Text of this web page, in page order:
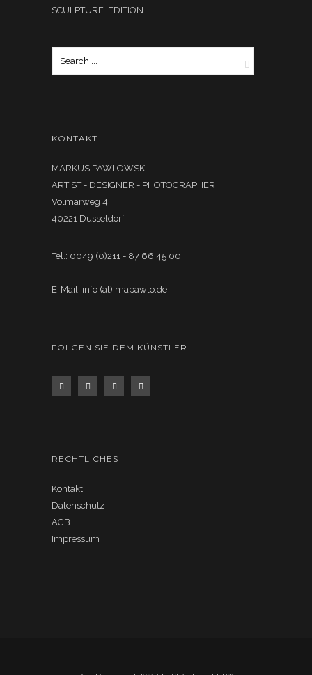
SCULPTURE EDITION
KONTAKT
MARKUS PAWLOWSKI
ARTIST - DESIGNER - PHOTOGRAPHER
Volmarweg 4
40221 Düsseldorf
Tel.: 0049 (0)211 - 87 66 45 00
E-Mail: info (ät) mapawlo.de
FOLGEN SIE DEM KÜNSTLER
RECHTLICHES
Kontakt
Datenschutz
AGB
Impressum